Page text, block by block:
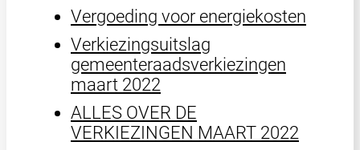
Vergoeding voor energiekosten
Verkiezingsuitslag
gemeenteraadsverkiezingen
maart 2022
ALLES OVER DE
VERKIEZINGEN MAART 2022